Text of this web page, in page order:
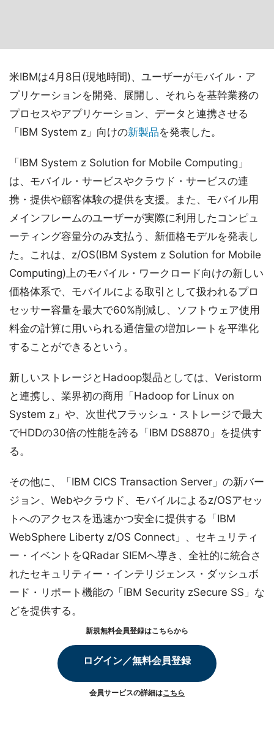
米IBMは4月8日(現地時間)、ユーザーがモバイル・ア
プリケーションを開発、展開し、それらを基幹業務の
プロセスやアプリケーション、データと連携させる
「IBM System z」向けの新製品を発表した。
「IBM System z Solution for Mobile Computing」
は、モバイル・サービスやクラウド・サービスの連
携・提供や顧客体験の提供を支援。また、モバイル用
メインフレームのユーザーが実際に利用したコンピュ
ーティング容量分のみ支払う、新価格モデルを発表し
た。これは、z/OS(IBM System z Solution for Mobile
Computing)上のモバイル・ワークロード向けの新しい
価格体系で、モバイルによる取引として扱われるプロ
セッサー容量を最大で60%削減し、ソフトウェア使用
料金の計算に用いられる通信量の増加レートを平準化
することができるという。
新しいストレージとHadoop製品としては、Veristorm
と連携し、業界初の商用「Hadoop for Linux on
System z」や、次世代フラッシュ・ストレージで最大
でHDDの30倍の性能を誇る「IBM DS8870」を提供す
る。
その他に、「IBM CICS Transaction Server」の新バー
ジョン、Webやクラウド、モバイルによるz/OSアセッ
トへのアクセスを迅速かつ安全に提供する「IBM
WebSphere Liberty z/OS Connect」、セキュリティ
ー・イベントをQRadar SIEMへ導き、全社的に統合さ
れたセキュリティー・インテリジェンス・ダッシュボ
ード・リポート機能の「IBM Security zSecure SS」な
どを提供する。
新規無料会員登録はこちらから
ログイン／無料会員登録
会員サービスの詳細はこちら